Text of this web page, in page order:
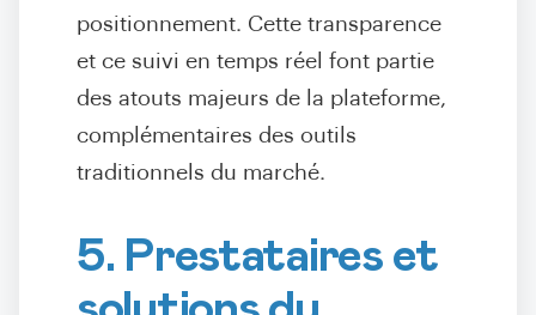
positionnement. Cette transparence
et ce suivi en temps réel font partie
des atouts majeurs de la plateforme,
complémentaires des outils
traditionnels du marché.
5. Prestataires et